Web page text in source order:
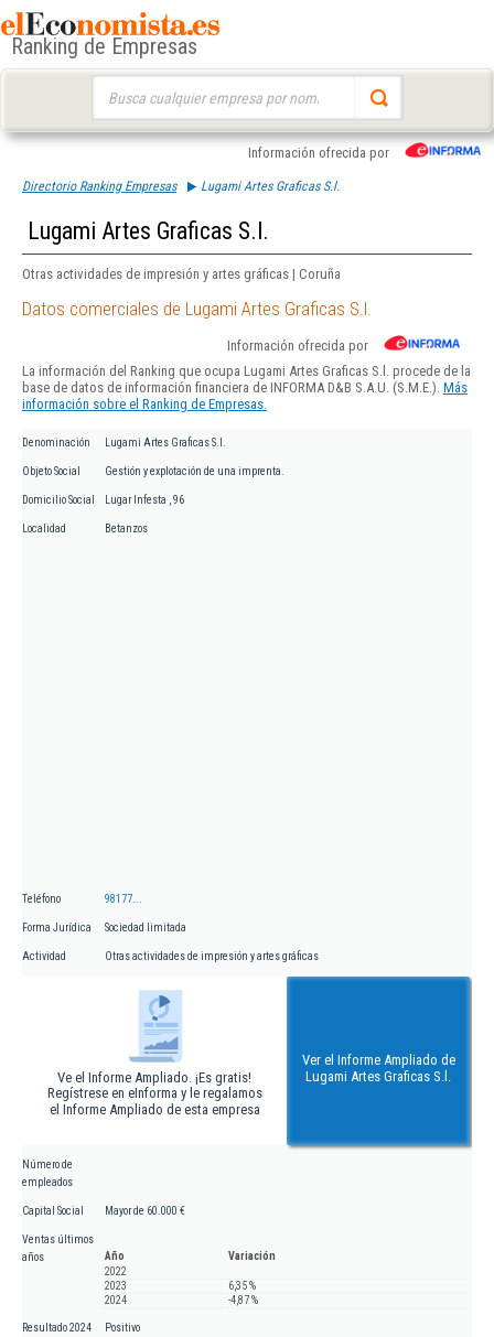
Ranking de Empresas
Información ofrecida por
Directorio Ranking Empresas Lugami Artes Graficas S.l.
Lugami Artes Graficas S.l.
Otras actividades de impresión y artes gráficas | Coruña
Datos comerciales de Lugami Artes Graficas S.l.
Información ofrecida por
La información del Ranking que ocupa Lugami Artes Graficas S.l. procede de la
base de datos de información financiera de INFORMA D&B S.A.U. (S.M.E.). Más
información sobre el Ranking de Empresas.
Denominación Lugami Artes Graficas S.l.
Objeto Social Gestión y explotación de una imprenta.
Domicilio Social Lugar Infesta , 96
Localidad Betanzos
Teléfono 98177...
Forma Jurídica Sociedad limitada
Actividad Otras actividades de impresión y artes gráficas
Ve el Informe Ampliado. ¡Es gratis!
Regístrese en eInforma y le regalamos
el Informe Ampliado de esta empresa
Ver el Informe Ampliado de
Lugami Artes Graficas S.l.
Número de
empleados
Capital Social Mayor de 60.000 €
Ventas últimos
años
Año
Variación
2022
2023
6,35 %
2024
-4,87 %
Resultado 2024 Positivo